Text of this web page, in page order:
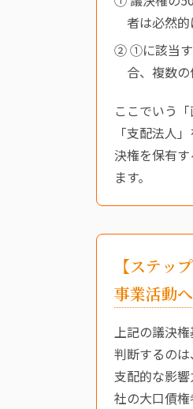
者は必然的
② ①に該当す
合、複数の
ここでいう
「支配法人
決権を保有
ます。
【ステップ
事業活動
上記の議決
判断するの
支配的な影
社の大口債